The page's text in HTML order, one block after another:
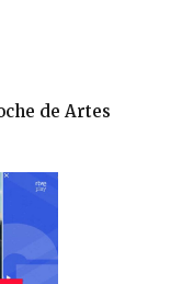
de Artes